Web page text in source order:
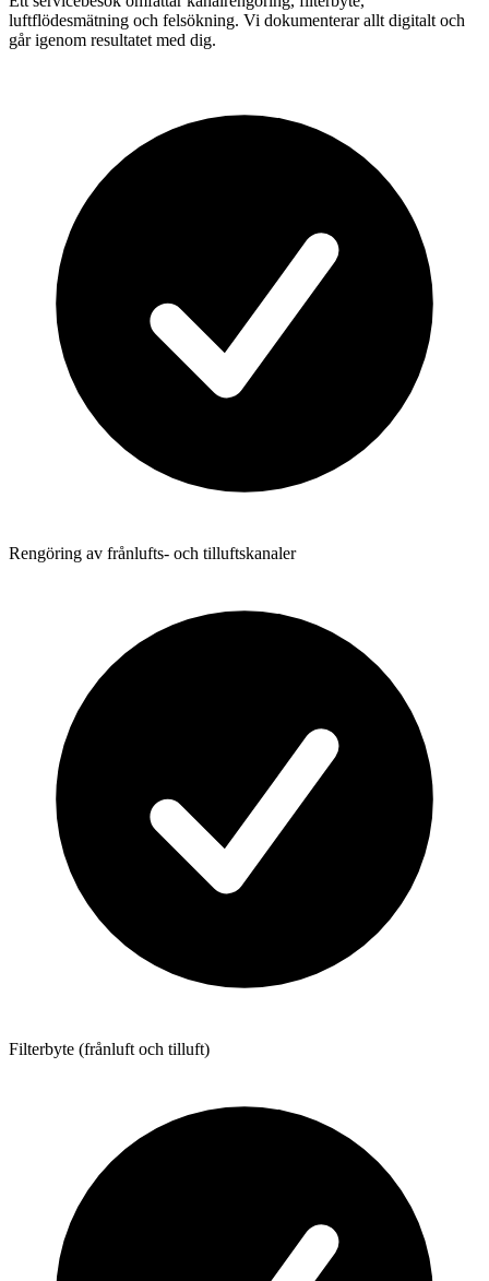
luftflödesmätning och felsökning. Vi dokumenterar allt digitalt och
går igenom resultatet med dig.
Rengöring av frånlufts- och tilluftskanaler
Filterbyte (frånluft och tilluft)